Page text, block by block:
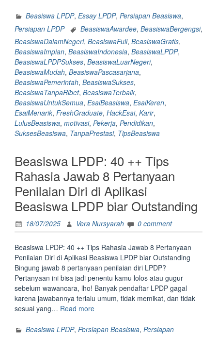
LPDP:
Hack
esai
beasiswa
LPDP
buat
Fresh
Graduate,
Pekerja
yang
Ngerasa
gak
Beasiswa LPDP, Essay LPDP, Persiapan Beasiswa,
Persiapan LPDP
BeasiswaAwardee, BeasiswaBergengsi,
BeasiswaDalamNegeri, BeasiswaFull, BeasiswaGratis,
BeasiswaImpian, BeasiswaIndonesia, BeasiswaLPDP,
BeasiswaLPDPSukses, BeasiswaLuarNegeri,
BeasiswaMudah, BeasiswaPascasarjana,
BeasiswaPemerintah, BeasiswaSukses,
BeasiswaTanpaRibet, BeasiswaTerbaik,
BeasiswaUntukSemua, EsaiBeasiswa, EsaiKeren,
EsaiMenarik, FreshGraduate, HackEsai, Karir,
LulusBeasiswa, motivasi, Pekerja, Pendidikan,
SuksesBeasiswa, TanpaPrestasi, TipsBeasiswa
Beasiswa LPDP: 40 ++ Tips
Rahasia Jawab 8 Pertanyaan
Penilaian Diri di Aplikasi
Beasiswa LPDP biar Outstanding
18/07/2025 Vera Nursyarah 0 comment
Beasiswa LPDP: 40 ++ Tips Rahasia Jawab 8 Pertanyaan
Penilaian Diri di Aplikasi Beasiswa LPDP biar Outstanding
Bingung jawab 8 pertanyaan penilaian diri LPDP?
Pertanyaan ini bisa jadi penentu kamu lolos atau gugur
sebelum wawancara, lho! Banyak pendaftar LPDP gagal
karena jawabannya terlalu umum, tidak memikat, dan tidak
sesuai yang… Read more“Beasiswa
40
Beasiswa LPDP, Persiapan Beasiswa, Persiapan